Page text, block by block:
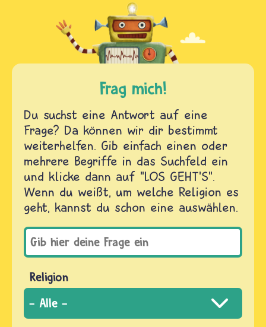
Frag mich!
Du suchst eine Antwort auf eine
Frage? Da können wir dir bestimmt
weiterhelfen. Gib einfach einen oder
mehrere Begriffe in das Suchfeld ein
und klicke dann auf "LOS GEHT'S".
Wenn du weißt, um welche Religion es
geht, kannst du schon eine auswählen.
Religion